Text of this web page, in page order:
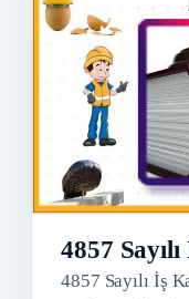
4857
4857 Sayılı İş